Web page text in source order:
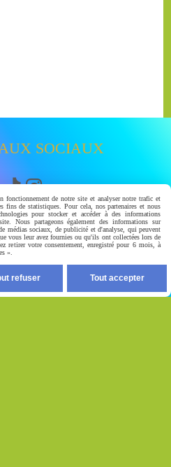
SOCIAUX
 
UTILES
fonctionnement de notre site et analyser notre trafic et
fins de statistiques. Pour cela, nos partenaires et nous
pour stocker et accéder à des informations
Nous partageons également des informations sur
médias sociaux, de publicité et d'analyse, qui peuvent
vous leur avez fournies ou qu'ils ont collectées lors de
retirer votre consentement, enregistré pour 6 mois, à
».
refuser Tout accepter